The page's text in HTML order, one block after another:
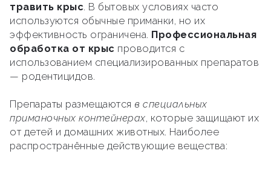
травить крыс. В бытовых условиях часто
используются обычные приманки, но их
эффективность ограничена. Профессиональная
обработка от крыс проводится с
использованием специализированных препаратов
— родентицидов.
Препараты размещаются в специальных
приманочных контейнерах, которые защищают их
от детей и домашних животных. Наиболее
распространённые действующие вещества: